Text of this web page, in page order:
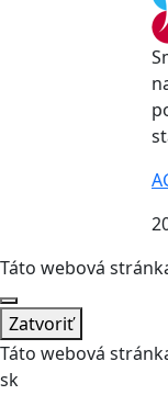
Táto webová
Zatvoriť
Táto webová
sk